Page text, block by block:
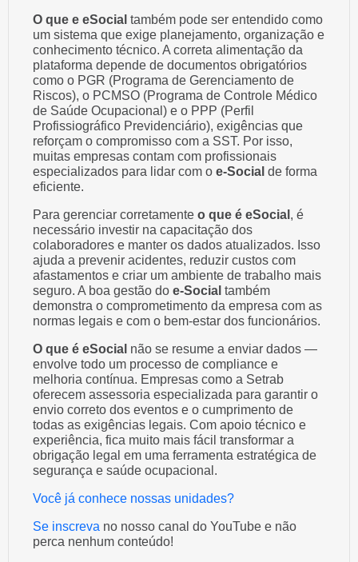
O que e eSocial também pode ser entendido como
um sistema que exige planejamento, organização e
conhecimento técnico. A correta alimentação da
plataforma depende de documentos obrigatórios
como o PGR (Programa de Gerenciamento de
Riscos), o PCMSO (Programa de Controle Médico
de Saúde Ocupacional) e o PPP (Perfil
Profissiográfico Previdenciário), exigências que
reforçam o compromisso com a SST. Por isso,
muitas empresas contam com profissionais
especializados para lidar com o e-Social de forma
eficiente.
Para gerenciar corretamente o que é eSocial , é
necessário investir na capacitação dos
colaboradores e manter os dados atualizados. Isso
ajuda a prevenir acidentes, reduzir custos com
afastamentos e criar um ambiente de trabalho mais
seguro. A boa gestão do e-Social também
demonstra o comprometimento da empresa com as
normas legais e com o bem-estar dos funcionários.
O que é eSocial não se resume a enviar dados —
envolve todo um processo de compliance e
melhoria contínua. Empresas como a Setrab
oferecem assessoria especializada para garantir o
envio correto dos eventos e o cumprimento de
todas as exigências legais. Com apoio técnico e
experiência, fica muito mais fácil transformar a
obrigação legal em uma ferramenta estratégica de
segurança e saúde ocupacional.
Você já conhece nossas unidades?
Se inscreva no nosso canal do YouTube e não
perca nenhum conteúdo!